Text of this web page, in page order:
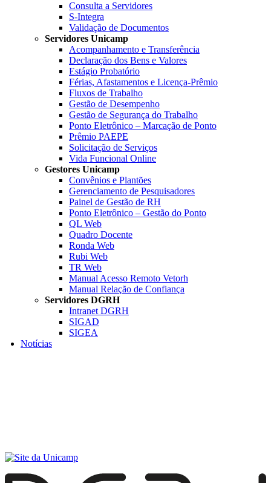
Consulta a Servidores
S-Integra
Validação de Documentos
Servidores Unicamp
Acompanhamento e Transferência
Declaração dos Bens e Valores
Estágio Probatório
Férias, Afastamentos e Licença-Prêmio
Fluxos de Trabalho
Gestão de Desempenho
Gestão de Segurança do Trabalho
Ponto Eletrônico – Marcação de Ponto
Prêmio PAEPE
Solicitação de Serviços
Vida Funcional Online
Gestores Unicamp
Convênios e Plantões
Gerenciamento de Pesquisadores
Painel de Gestão de RH
Ponto Eletrônico – Gestão do Ponto
QL Web
Quadro Docente
Ronda Web
Rubi Web
TR Web
Manual Acesso Remoto Vetorh
Manual Relação de Confiança
Servidores DGRH
Intranet DGRH
SIGAD
SIGEA
Notícias